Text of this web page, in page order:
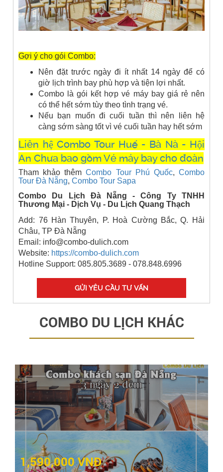
Gợi ý cho gói Combo:
Nên đặt trước ngày đi ít nhất 14 ngày để có
giờ lịch trình bay phù hợp và tiện lợi nhất.
Combo là gói kết hợp vé máy bay giá rẻ nên
có thể hết sớm tùy theo tình trạng vé.
Nếu bạn muốn đi cuối tuần thì nên liên hệ
càng sớm sàng tốt vì vé cuối tuần hay hết sớm
Liên hệ Combo Tour Huế - Bà Nà - Hội
An Chưa bao gồm Vé máy bay cho đoàn
Tham khảo thêmCombo Tour Phú Quốc, Combo
Tour Đà Nẵng,Combo Tour Sapa
Combo Du Lịch Đà Nẵng - Công Ty TNHH
Thương Mại - Dịch Vụ - Du Lịch Quang Thạch
Add: 76 Hàn Thuyên, P. Hoà Cường Bắc, Q. Hải
Châu, TP Đà Nẵng
Email: info@combo-dulich.com
Website: https://combo-dulich.com
Hotline Support: 085.805.3689 - 078.848.6996
GỬI YÊU CẦU TƯ VẤN
COMBO DU LỊCH KHÁC
1,590,000 VNĐ